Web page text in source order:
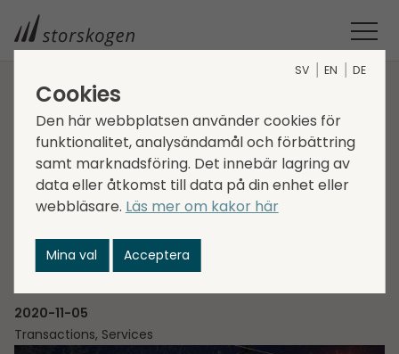
STORSKOGEN FÖRVÄRVAR NORDIC DRILLING SYSTEM I GÄVLE
AB
Storskogen förvärvar
Nordic Drilling System
i Gävle AB
2020-11-05
Transactions, Services
SV EN DE
Cookies
Den här webbplatsen använder cookies för
funktionalitet, analysändamål och förbättring
samt marknadsföring. Det innebär lagring av
data eller åtkomst till data på din enhet eller
webbläsare. Läs mer om kakor här
Mina val Acceptera